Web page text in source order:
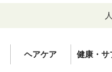
ヘアケア 健康・サ